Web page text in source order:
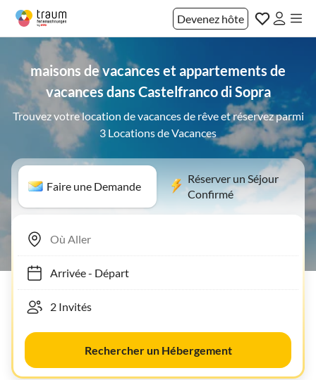
Devenez hôte
maisons de vacances et appartements de
vacances dans Castelfranco di Sopra
Trouvez votre location de vacances de rêve et réservez parmi
3 Locations de Vacances
Faire une Demande
Réserver un Séjour
Confirmé
Arrivée- Départ
Rechercher un Hébergement